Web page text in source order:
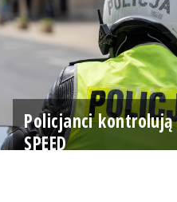
Policjanci
SPEED